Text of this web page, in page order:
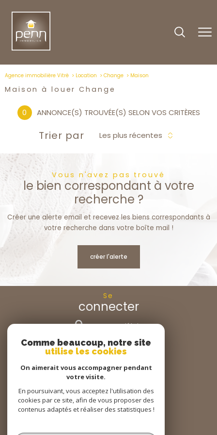
Agence immobilière Vitré Location Change Maison
Maison à louer Change
0 ANNONCE(S) TROUVÉE(S) SELON VOS CRITÈRES
Trier par Les plus récentes
Vous n'avez pas trouvé
le bien correspondant à votre
recherche ?
Créer une alerte email et recevez les biens correspondants à
votre recherche dans votre boîte mail !
créer l'alerte
Se
connecter
espace propriétaire
Nous
suivre
Nous
adhérons
Comme beaucoup, notre site
utilise les cookies
On aimerait vous accompagner pendant
votre visite.
En poursuivant, vous acceptez l'utilisation des
cookies par ce site, afin de vous proposer des
contenus adaptés et réaliser des statistiques !